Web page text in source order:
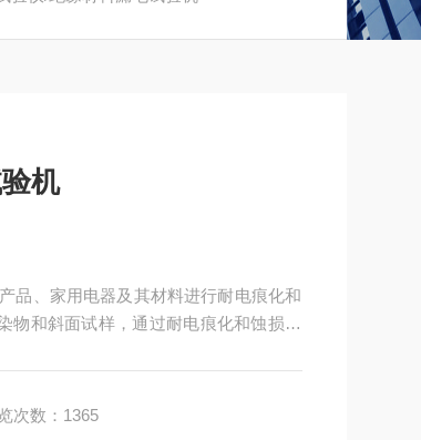
机
品、家用电器及其材料进行耐电痕化和
物和斜面试样，通过耐电痕化和蚀损的
次数：1365